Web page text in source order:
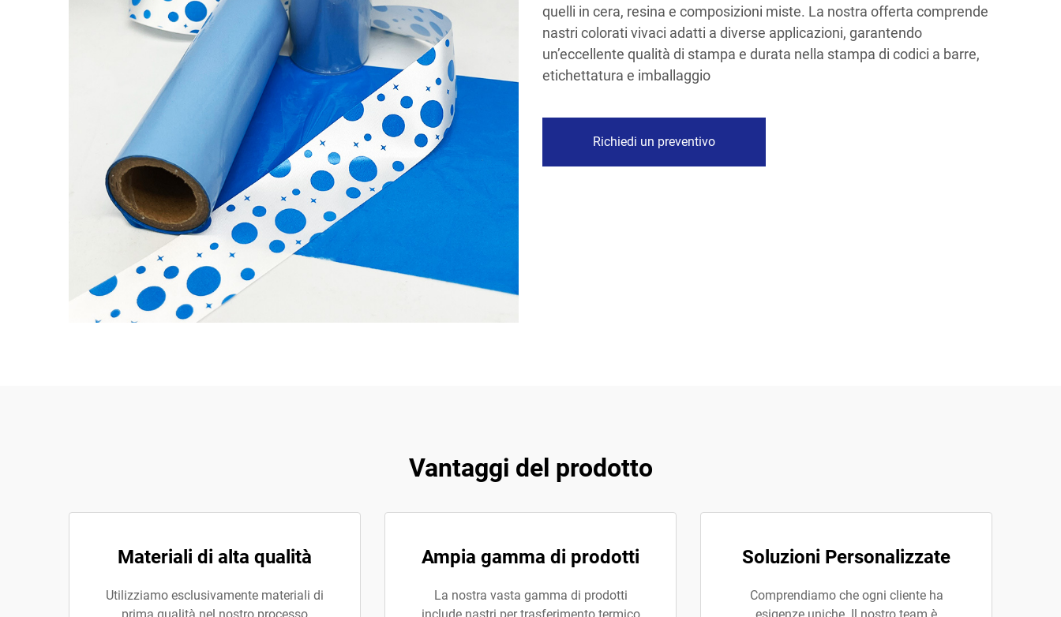
quelli in cera, resina e composizioni miste. La nostra offerta comprende
nastri colorati vivaci adatti a diverse applicazioni, garantendo
un’eccellente qualità di stampa e durata nella stampa di codici a barre,
etichettatura e imballaggio
Richiedi un preventivo
Vantaggi del prodotto
Materiali di alta qualità
Utilizziamo esclusivamente materiali di
Ampia gamma di prodotti
La nostra vasta gamma di prodotti
Soluzioni Personalizzate
Comprendiamo che ogni cliente ha